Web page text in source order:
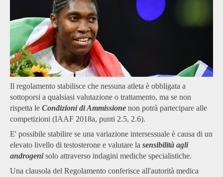
Il regolamento stabilisce che nessuna atleta è obbligata a
sottoporsi a qualsiasi valutazione o trattamento, ma se non
rispetta le Condizioni di Ammissione non potrà partecipare alle
competizioni (IAAF 2018a, punti 2.5, 2.6).
E' possibile stabilire se una variazione intersessuale è causa di un
elevato livello di testosterone e valutare la sensibilità agli
androgenisolo attraverso indagini mediche specialistiche.
Una clausola del Regolamento conferisce all'autorità medica